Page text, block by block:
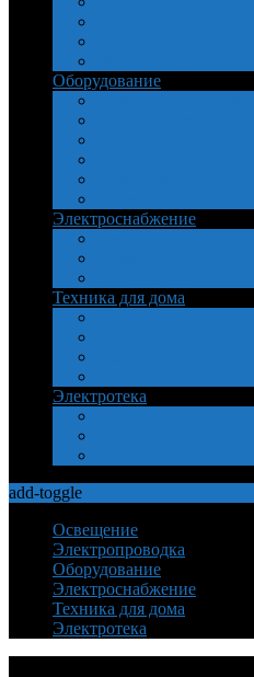
Оборудование
Электроснабжение
Техника для дома
Электротека
add-toggle
Освещение
Электропроводка
Оборудование
Электроснабжение
Техника для дома
Электротека